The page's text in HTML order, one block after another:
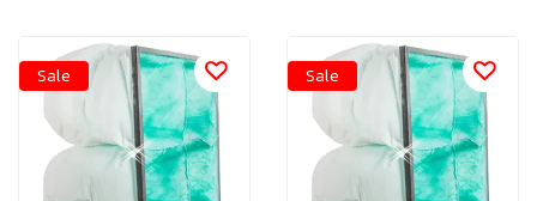
Sale Sale